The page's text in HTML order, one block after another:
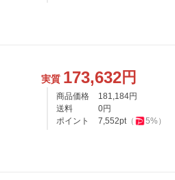
実質 173,632円
商品価格 181,184円
送料
0円
ポイント
7,552pt（ 5%）